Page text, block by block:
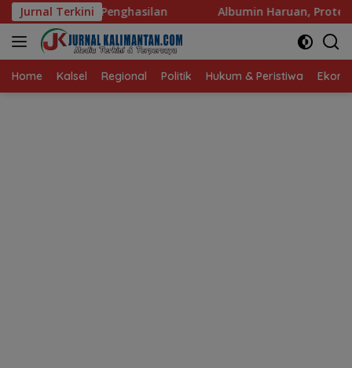
Langsung
ke
konten
Jurnal Terkini Albumin Haruan, Protein Berkualitas untuk
Home Kalsel Regional Politik Hukum & Peristiwa